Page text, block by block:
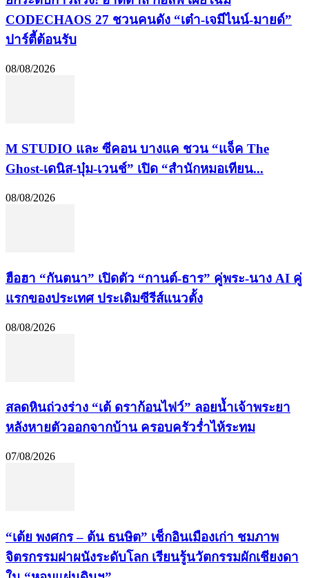
CODECHAOS 27 ชวนคนดัง “เต๋า-เจมีไนน์-มายด์”
ปาร์ตี้ต้อนรับ
08/08/2026
M STUDIO และ ซีคอน บางแค ชวน “แจ็ค The
Ghost-เดนิส-บุ๋ม-เวนช์” เปิด “สำนักหมอเทียน...
08/08/2026
ฮือฮา “กันตนา” เปิดตัว “กานต์-ธาร” คู่พระ-นาง AI คู่
แรกของประเทศ ประเดิมซีรีส์แนวตั้ง
08/08/2026
สลดหินถ่วงร่าง “เต้ ดราก้อนไฟว์” ลอยน้ำเจ้าพระยา
หลังหายตัวออกจากบ้าน ครอบครัวร่ำไห้ระทม
07/08/2026
“เต้ย พงศกร – ต้น ธนษิต” เช็กอินเมืองเก่า ชมภาพ
จิตรกรรมฝาผนังระดับโลก เรียนรู้นวัตกรรมผักเชียงดา